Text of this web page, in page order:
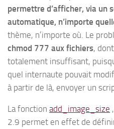
permettre d’afficher, via un
automatique, n’importe
thème, n’importe où. Le
chmod 777 aux fichiers,
totalement insuffisant,
quel internaute pouvait
à partir de là, envoyer un
La fonction add_image_size
2.9 permet en effet de